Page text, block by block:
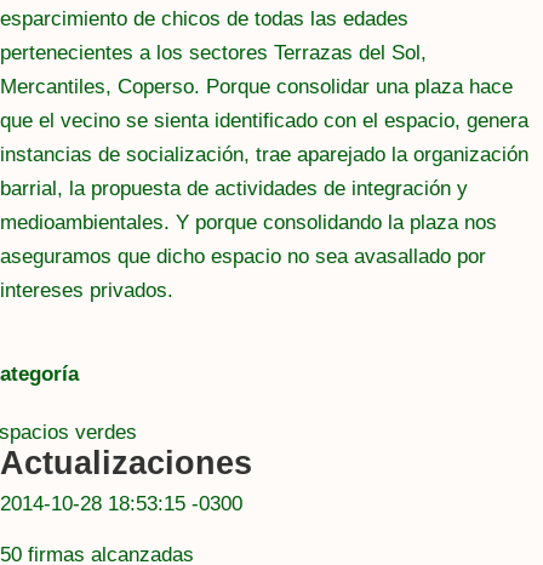
esparcimiento de chicos de todas las edades
pertenecientes a los sectores Terrazas del Sol,
Mercantiles, Coperso. Porque consolidar una plaza hace
que el vecino se sienta identificado con el espacio, genera
instancias de socialización, trae aparejado la organización
barrial, la propuesta de actividades de integración y
medioambientales. Y porque consolidando la plaza nos
aseguramos que dicho espacio no sea avasallado por
intereses privados.
verdes
Actualizaciones
2014-10-28 18:53:15 -0300
50 firmas alcanzadas